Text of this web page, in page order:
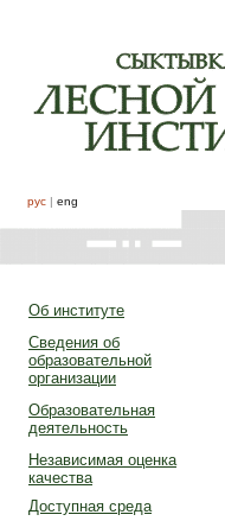
рус | eng
Об институте
Сведения об
образовательной
организации
Образовательная
деятельность
Независимая оценка
качества
Доступная среда